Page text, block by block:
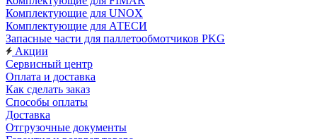
Комплектующие для UNOX
Комплектующие для АТЕСИ
Запасные части для паллетообмотчиков PKG
Акции
Сервисный центр
Оплата и доставка
Как сделать заказ
Способы оплаты
Доставка
Отгрузочные документы